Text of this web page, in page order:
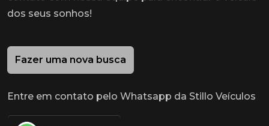
dos seus sonhos!
Fazer uma nova busca
Entre em contato pelo Whatsapp da Stillo Veículos